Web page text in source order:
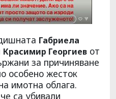
Габриела
Красимир Георгиев от
за причиняване
особено жесток
имотна облага.
са убивали